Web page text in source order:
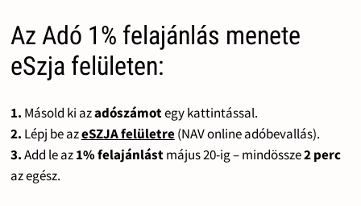
Az Adó 1% felajánlás menete
eSzja felületen:
1. Másold ki azadószámotegy kattintással.
2. Lépj be azeSZJA felületre(NAV online adóbevallás).
3.Add le az1% felajánlástmájus 20-ig – mindössze2 perc
az egész.